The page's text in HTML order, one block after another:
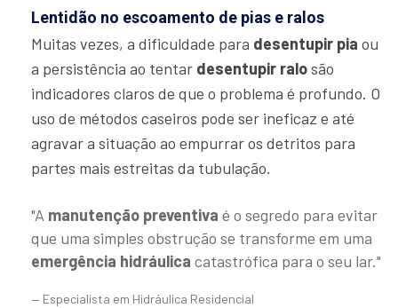
Lentidão no escoamento de pias e ralos
Muitas vezes, a dificuldade para desentupir pia ou
a persistência ao tentar desentupir ralosão
indicadores claros de que o problema é profundo. O
uso de métodos caseiros pode ser ineficaz e até
agravar a situação ao empurrar os detritos para
partes mais estreitas da tubulação.
"A manutenção preventiva é o segredo para evitar
que uma simples obstrução se transforme em uma
emergência hidráulica catastrófica para o seu lar."
Especialista em Hidráulica Residencial